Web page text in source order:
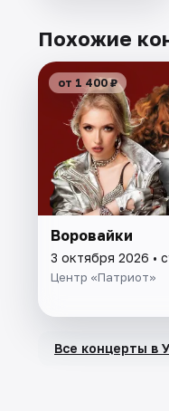
Похожие
от 1 400 ₽
Воровайки
3 октября 2026 •
Центр «Патриот»
Все концерты в